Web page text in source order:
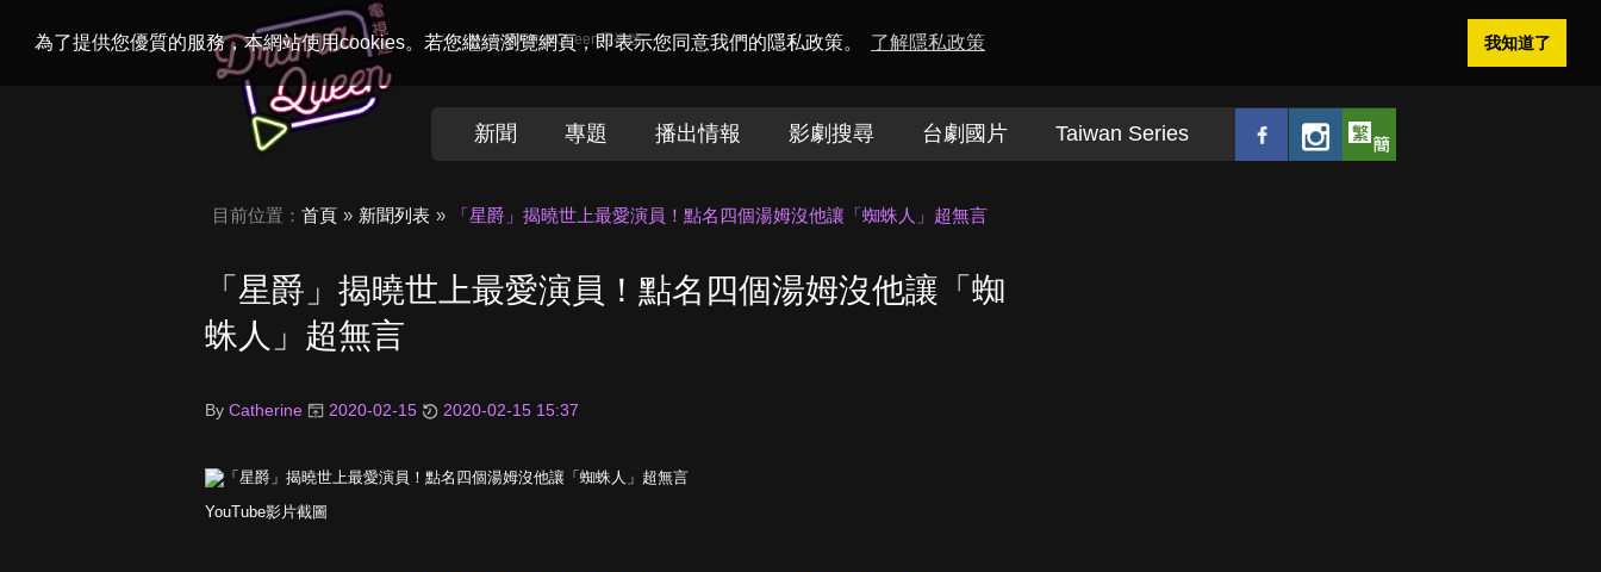
為了提供您優質的服務，本網站使用cookies。若您繼續瀏覽網頁，即表示您同意我們的隱私政策。 了解隱私政策 我知道了
Welcome toDramaQueen電視迷
新聞 專題 播出情報 影劇搜尋 台劇國片 Taiwan Series
目前位置： 首頁 新聞列表 「星爵」揭曉世上最愛演員！點名四個湯姆沒他讓「蜘蛛人」超無言
「星爵」揭曉世上最愛演員！點名四個湯姆沒他讓「蜘
蛛人」超無言
By Catherine 2020-02-15 2020-02-15 15:37
YouTube影片截圖